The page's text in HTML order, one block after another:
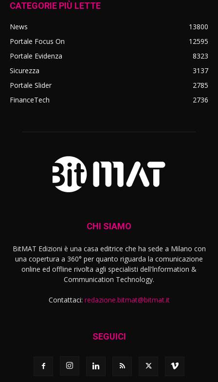
CATEGORIE PIÙ LETTE
News
13800
Portale Focus On
12595
Portale Evidenza
8323
Sicurezza
3137
Portale Slider
2785
FinanceTech
2736
CHI SIAMO
BitMAT Edizioni è una casa editrice che ha sede a Milano con
una copertura a 360° per quanto riguarda la comunicazione
online ed offline rivolta agli specialisti dell'lnformation &
Communication Technology.
Contattaci: redazione.bitmat@bitmat.it
SEGUICI